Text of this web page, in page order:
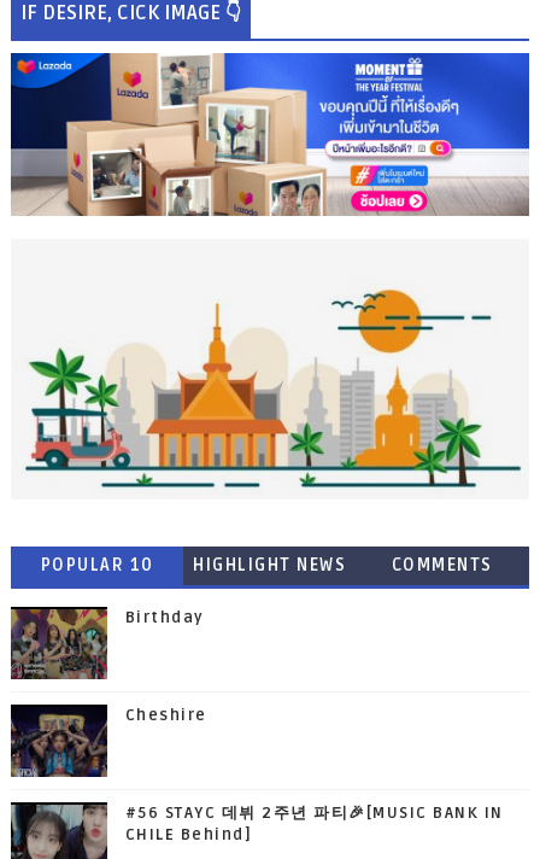
IF DESIRE, CICK IMAGE 👇
POPULAR 10 HIGHLIGHT NEWS COMMENTS
Birthday
Cheshire
#56 STAYC 데뷔 2주년 파티🎉[MUSIC BANK IN
CHILE Behind]